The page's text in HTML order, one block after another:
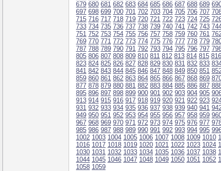
679 680 681 682 683 684 685 686 687 688 689
697 698 699 700 701 702 703 704 705 706 707
715 716 717 718 719 720 721 722 723 724 725
733 734 735 736 737 738 739 740 741 742 743
751 752 753 754 755 756 757 758 759 760 761
769 770 771 772 773 774 775 776 777 778 779
787 788 789 790 791 792 793 794 795 796 797
805 806 807 808 809 810 811 812 813 814 815 816
823 824 825 826 827 828 829 830 831 832 833
841 842 843 844 845 846 847 848 849 850 851
859 860 861 862 863 864 865 866 867 868 869
877 878 879 880 881 882 883 884 885 886 887
895 896 897 898 899 900 901 902 903 904 905
913 914 915 916 917 918 919 920 921 922 923
931 932 933 934 935 936 937 938 939 940 941
949 950 951 952 953 954 955 956 957 958 959
967 968 969 970 971 972 973 974 975 976 977
985 986 987 988 989 990 991 992 993 994 995
1002 1003 1004 1005 1006 1007 1008 1009 1010
1016 1017 1018 1019 1020 1021 1022 1023 1024
1030 1031 1032 1033 1034 1035 1036 1037 1038
1044 1045 1046 1047 1048 1049 1050 1051 1052
1058 1059